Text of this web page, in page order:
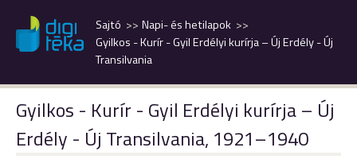
Gyilkos - Kurír - Gyil Erdélyi kurírja – Új Erdély - Új
Transilvania
Napi- és hetilapok
Sajtó
Gyilkos - Kurír - Gyil Erdélyi kurírja – Új
Erdély - Új Transilvania, 1921–1940